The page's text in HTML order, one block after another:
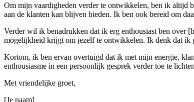
Om mijn vaardigheden verder te ontwikkelen, ben ik altijd
aan de klanten kan blijven bieden. Ik ben ook bereid om
Verder wil ik benadrukken dat ik erg enthousiast ben over
mogelijkheid krijgt om jezelf te ontwikkelen. Ik denk dat ik
Kortom, ik ben ervan overtuigd dat ik met mijn energie,
enthousiasme in een persoonlijk gesprek verder toe te
Met vriendelijke groet,
[Je naam]